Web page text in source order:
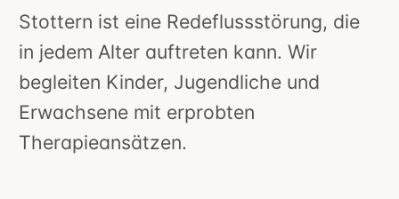
Stottern ist eine Redeflussstörung, die
in jedem Alter auftreten kann. Wir
begleiten Kinder, Jugendliche und
Erwachsene mit erprobten
Therapieansätzen.